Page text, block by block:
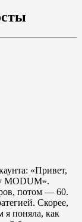
«Привет,
MODUM».
потом — 60.
Скорее,
я поняла, как